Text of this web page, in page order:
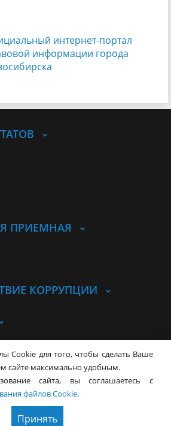
интернет-портал
информации города
ПРИЕМНАЯ
КОРРУПЦИИ
города
Карта сайта
Красный
Cookie для того, чтобы сделать Ваше
сайте максимально удобным.
сайта, вы соглашаетесь с
файлов Cookie.
Принять